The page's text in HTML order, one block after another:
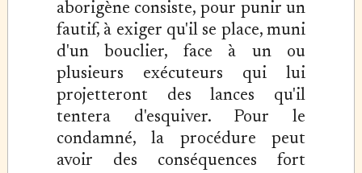
aborigène consiste, pour punir un
fautif, à exiger qu'il se place, muni
d'un bouclier, face à un ou
plusieurs exécuteurs qui lui
projetteront des lances qu'il
tentera d'esquiver. Pour le
condamné, la procédure peut
avoir des conséquences fort